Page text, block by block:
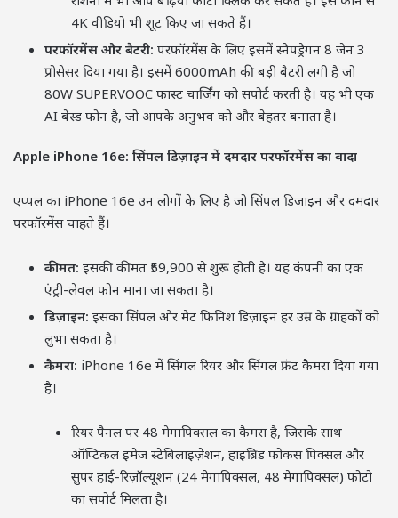
4K वीडियो भी शूट किए जा सकते हैं।
परफॉरमेंस और बैटरी: परफॉरमेंस के लिए इसमें स्नैपड्रैगन 8 जेन 3
प्रोसेसर दिया गया है। इसमें 6000mAh की बड़ी बैटरी लगी है जो
80W SUPERVOOC फास्ट चार्जिंग को सपोर्ट करती है। यह भी एक
AI बेस्ड फोन है, जो आपके अनुभव को और बेहतर बनाता है।
Apple iPhone 16e: सिंपल डिज़ाइन में दमदार परफॉरमेंस का वादा
एप्पल का iPhone 16e उन लोगों के लिए है जो सिंपल डिज़ाइन और दमदार
परफॉरमेंस चाहते हैं।
कीमत: इसकी कीमत ₹59,900 से शुरू होती है। यह कंपनी का एक
एंट्री-लेवल फोन माना जा सकता है।
डिज़ाइन: इसका सिंपल और मैट फिनिश डिज़ाइन हर उम्र के ग्राहकों को
लुभा सकता है।
कैमरा: iPhone 16e में सिंगल रियर और सिंगल फ्रंट कैमरा दिया गया
है।
रियर पैनल पर 48 मेगापिक्सल का कैमरा है, जिसके साथ
ऑप्टिकल इमेज स्टेबिलाइज़ेशन, हाइब्रिड फोकस पिक्सल और
सुपर हाई-रिज़ॉल्यूशन (24 मेगापिक्सल, 48 मेगापिक्सल) फोटो
का सपोर्ट मिलता है।